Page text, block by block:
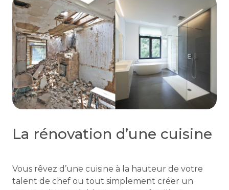
La rénovation d’une cuisine
Vous rêvez d’une cuisine à la hauteur de votre
talent de chef ou tout simplement créer un